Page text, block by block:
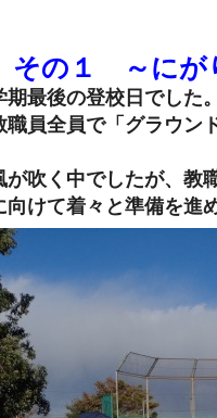
の１ ～にが
最後の登校日でした。
員全員で「グラウン
吹く中でしたが、教
けて着々と準備を進